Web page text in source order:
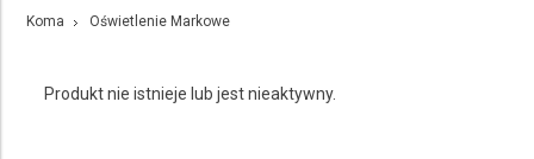
Koma Oświetlenie Markowe
Produkt nie istnieje lub jest nieaktywny.